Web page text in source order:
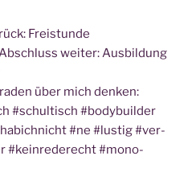
Freistunde
wei­ter: Aus­bil­dung
über mich den­ken:
#schul­tisch #body­buil­der
#ne #lus­tig #ver­
#kein­re­de­recht #mono­